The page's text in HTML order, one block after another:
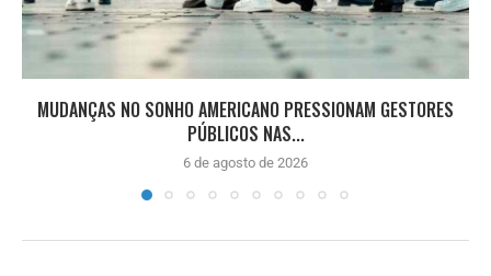
MUDANÇAS NO SONHO AMERICANO PRESSIONAM GESTORES
PÚBLICOS NAS...
6 de agosto de 2026